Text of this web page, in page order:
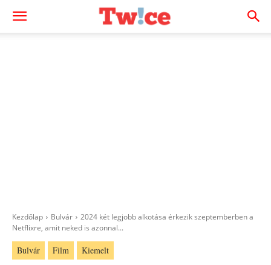
Kezdőlap Bulvár
2024 két legjobb alkotása érkezik szeptemberben a
Netflixre, amit neked is azonnal...
Bulvár Film Kiemelt